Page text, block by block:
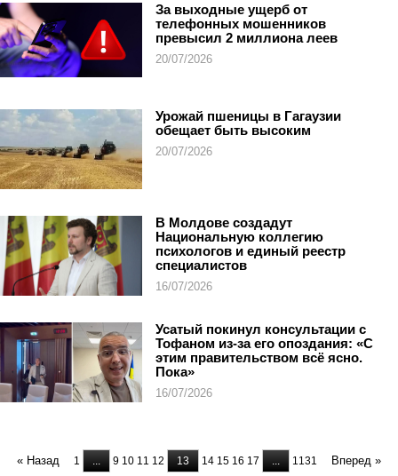
За выходные ущерб от
телефонных мошенников
превысил 2 миллиона леев
20/07/2026
Урожай пшеницы в Гагаузии
обещает быть высоким
20/07/2026
В Молдове создадут
Национальную коллегию
психологов и единый реестр
специалистов
16/07/2026
Усатый покинул консультации с
Тофаном из-за его опоздания: «С
этим правительством всё ясно.
Пока»
16/07/2026
« Назад 1 9 10 11 12 13 14 15 16 17 1131 Вперед »